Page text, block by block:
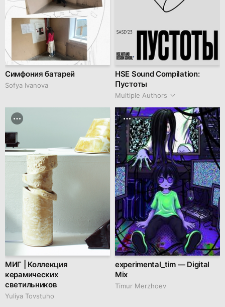
Симфония батарей
Sofya Ivanova
HSE Sound Compilation:
Пустоты
Multiple Authors
МИГ | Коллекция
керамических
светильников
Yuliya Tovstuho
experimental_tim — Digital
Mix
Timur Merzhoev